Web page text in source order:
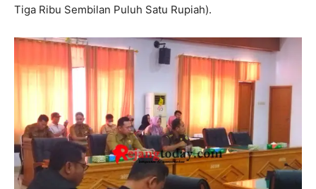
Tiga Ribu Sembilan Puluh Satu Rupiah).